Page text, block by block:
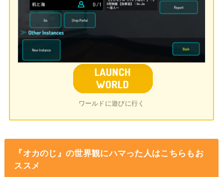
ワールドに遊びに行く
『オカのじ』の世界観にハマった人はこちらもお
ススメ